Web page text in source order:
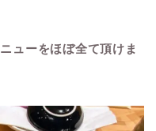
ューをほぼ全て頂けま